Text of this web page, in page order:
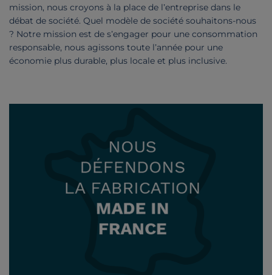
mission, nous croyons à la place de l’entreprise dans le
débat de société. Quel modèle de société souhaitons-nous
? Notre mission est de s’engager pour une consommation
responsable, nous agissons toute l’année pour une
économie plus durable, plus locale et plus inclusive.